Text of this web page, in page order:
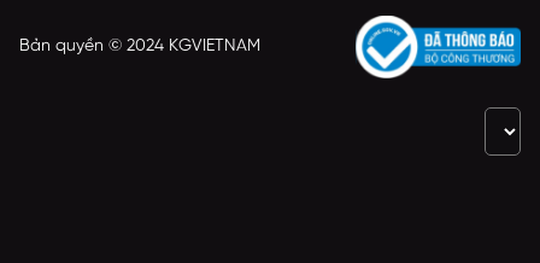
Bản quyền © 2024 KGVIETNAM